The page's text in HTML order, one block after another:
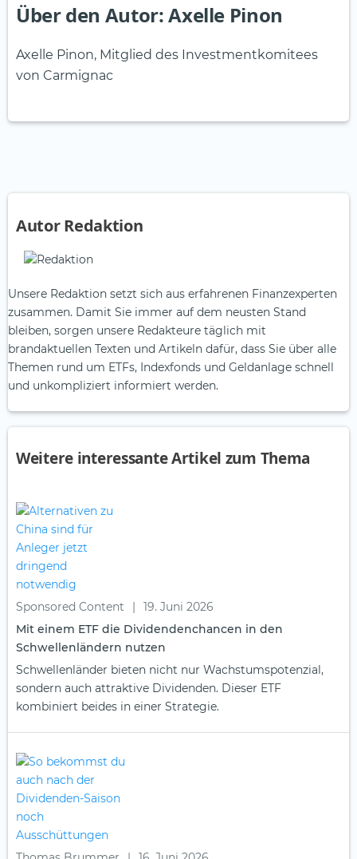
Über den Autor: Axelle Pinon
Axelle Pinon, Mitglied des Investmentkomitees
von Carmignac
Autor Redaktion
Unsere Redaktion setzt sich aus erfahrenen Finanzexperten
zusammen. Damit Sie immer auf dem neusten Stand
bleiben, sorgen unsere Redakteure täglich mit
brandaktuellen Texten und Artikeln dafür, dass Sie über alle
Themen rund um ETFs, Indexfonds und Geldanlage schnell
und unkompliziert informiert werden.
Weitere interessante Artikel zum Thema
Sponsored Content |
19. Juni 2026
Mit einem ETF die Dividendenchancen in den
Schwellenländern nutzen
Schwellenländer bieten nicht nur Wachstumspotenzial,
sondern auch attraktive Dividenden. Dieser ETF
kombiniert beides in einer Strategie.